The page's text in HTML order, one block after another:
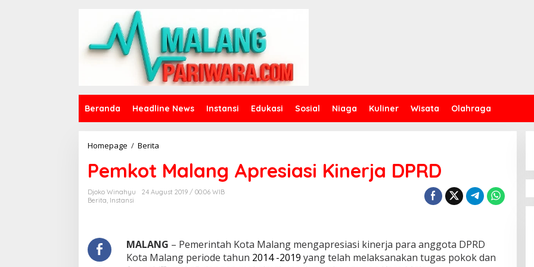
Beranda Headline News Instansi Edukasi Sosial Niaga Kuliner Wisata Olahraga
Homepage / Berita
m
t
a
g
Pemkot Malang Apresiasi Kinerja DPRD
Djoko Winahyu
24 August 2019 / 00:06 WIB
Berita Instansi
MALANG – Pemerintah Kota Malang mengapresiasi kinerja para anggota DPRD
Kota Malang periode tahun 2014 -2019 yang telah melaksanakan tugas pokok dan